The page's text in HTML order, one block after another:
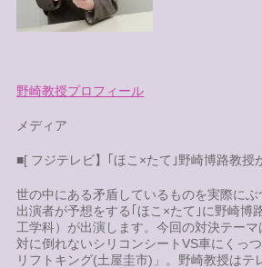
野崎教授プロフィール
メディア
■[ フジテレビ】｢ほこ×たて｣野崎博路教授
世の中にある矛盾しているものを実際に
出演者が予想をする｢ほこ×たて｣に野崎博
工学科）が出演します。今回の対決テー
対に倒れないシリコンシートVS車にくっ
リフトキング(土屋圭市)」。野崎教授はテ